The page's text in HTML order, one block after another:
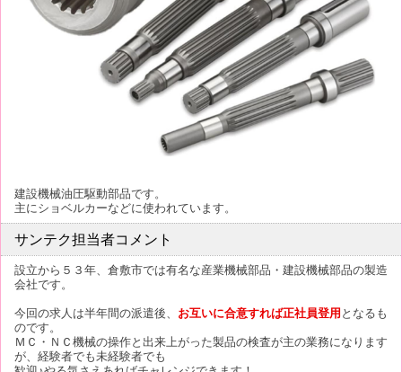
建設機械油圧駆動部品です。
主にショベルカーなどに使われています。
サンテク担当者コメント
設立から５３年、倉敷市では有名な産業機械部品・建設機械部品の製造
会社です。
今回の求人は半年間の派遣後、 お互いに合意すれば正社員登用 となるも
のです。
ＭＣ・ＮＣ機械の操作と出来上がった製品の検査が主の業務になります
が、経験者でも未経験者でも